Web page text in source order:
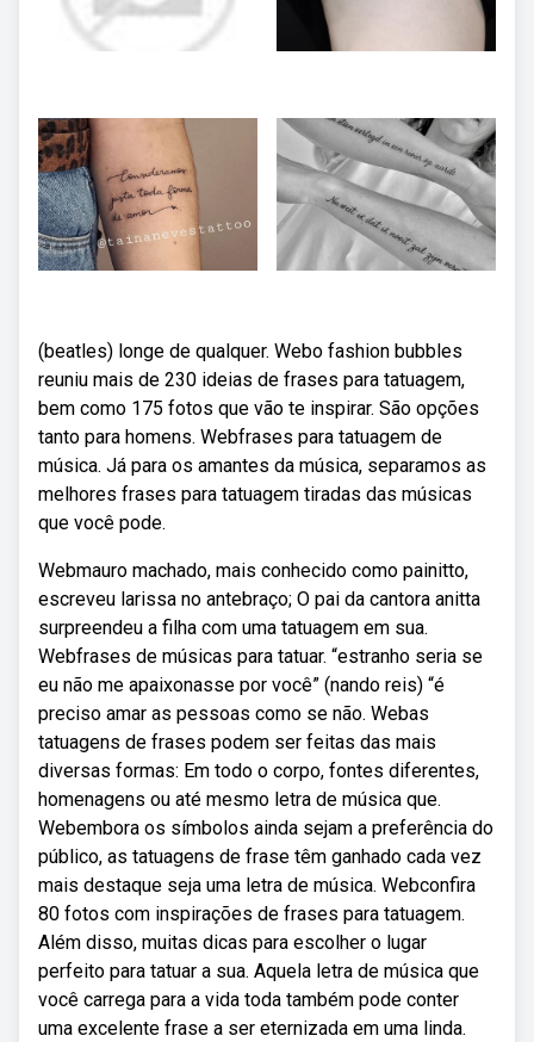
(beatles) longe de qualquer. Webo fashion bubbles
reuniu mais de 230 ideias de frases para tatuagem,
bem como 175 fotos que vão te inspirar. São opções
tanto para homens. Webfrases para tatuagem de
música. Já para os amantes da música, separamos as
melhores frases para tatuagem tiradas das músicas
que você pode.
Webmauro machado, mais conhecido como painitto,
escreveu larissa no antebraço; O pai da cantora anitta
surpreendeu a filha com uma tatuagem em sua.
Webfrases de músicas para tatuar. “estranho seria se
eu não me apaixonasse por você” (nando reis) “é
preciso amar as pessoas como se não. Webas
tatuagens de frases podem ser feitas das mais
diversas formas: Em todo o corpo, fontes diferentes,
homenagens ou até mesmo letra de música que.
Webembora os símbolos ainda sejam a preferência do
público, as tatuagens de frase têm ganhado cada vez
mais destaque seja uma letra de música. Webconfira
80 fotos com inspirações de frases para tatuagem.
Além disso, muitas dicas para escolher o lugar
perfeito para tatuar a sua. Aquela letra de música que
você carrega para a vida toda também pode conter
uma excelente frase a ser eternizada em uma linda.